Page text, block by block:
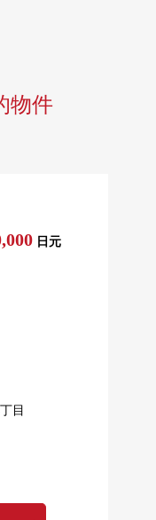
物件
日元
目